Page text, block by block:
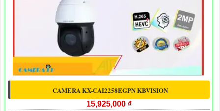
CAMERA KX-CAI2258EGPN KBVISION
15,925,000 ₫